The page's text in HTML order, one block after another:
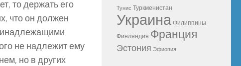
то держать его
что он должен
не надлежит ему
но в других
Тунис Туркменистан
Украина Филиппины
Финляндия Франция
Эстония Эфиопия